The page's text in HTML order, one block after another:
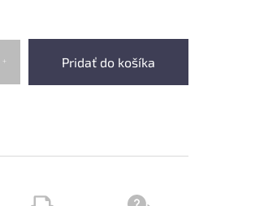
Pridať do košíka